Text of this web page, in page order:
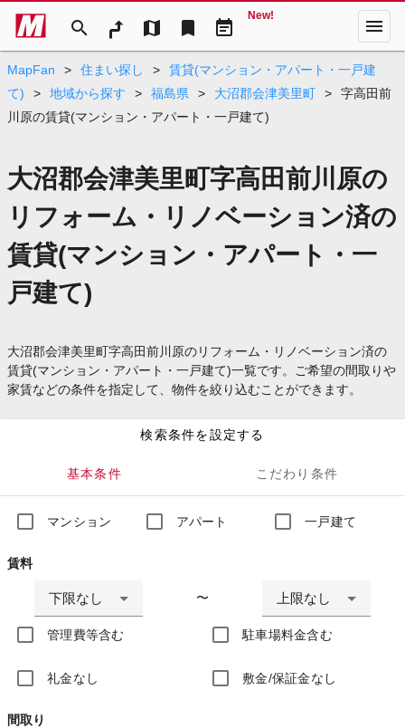
search map bookmark event_note
New! menu
MapFan > 住まい探し >
賃貸(マンション・アパート・一戸建
て)
> 地域から探す > 福島県 > 大沼郡会津美里町 >
字高田前
川原の賃貸(マンション・アパート・一戸建て)
大沼郡会津美里町字高田前川原の
リフォーム・リノベーション済の
賃貸(マンション・アパート・一
戸建て)
大沼郡会津美里町字高田前川原のリフォーム・リノベーション済の
賃貸(マンション・アパート・一戸建て)一覧です。ご希望の間取りや
家賃などの条件を指定して、物件を絞り込むことができます。
検索条件を設定する
基本条件 こだわり条件
マンション アパート 一戸建て
賃料
下限なし 〜 上限なし
管理費等含む 駐車場料金含む
礼金なし 敷金/保証金なし
間取り